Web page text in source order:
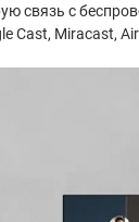
связь с
Cast, Miracast,